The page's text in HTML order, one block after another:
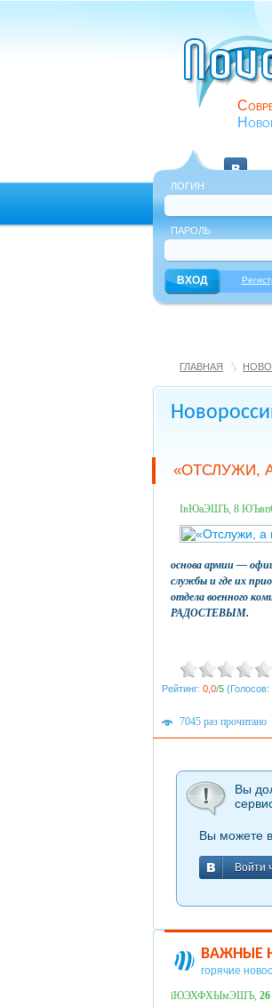
ЛОГИН
ПАРОЛЬ
ГЛАВНАЯ
«ОТСЛУЖИ,
ІвЮаЭШЪ, 8
основа армии —
службы и где их
отдела военного
РАДОСТЕВЫМ.
Рейтинг: 0,0/5 (Голосов:
7045 раз прочитано
Вы
Вы можете
Войти
Войти
ВАЖНЫЕ
горячие
їЮЭХФХЫмЭШЪ,